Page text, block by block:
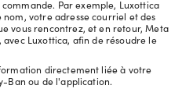
Par exemple, Luxottica
votre adresse courriel et des
vous rencontrez, et en retour, Meta
Luxottica, afin de résoudre le
directement liée à votre
Ban ou de l'application.